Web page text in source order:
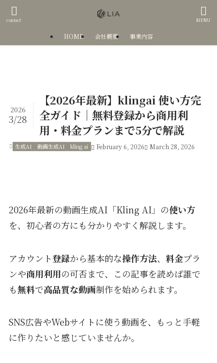
contact MENU
HOME 会社概要 事業内容
【2026年最新】klingai 使い方完
全ガイド｜無料登録から商用利
用・料金プランまで5分で解説
2026
3/28
生成AI 動画生成AI kling ai February 6, 2026 March 28, 2026
2026年最新の動画生成AI「Kling AI」の使い方
を、初心者の方にも分かりやすく解説します。
アカウント登録から基本的な操作方法、 料金プラ
ンや商用利用の可否まで、この記事を読めば誰で
も無料で高品質な動画制作を始められます。
SNS広告やWebサイトに使う動画を、もっと手軽
に作りたいと感じていませんか。